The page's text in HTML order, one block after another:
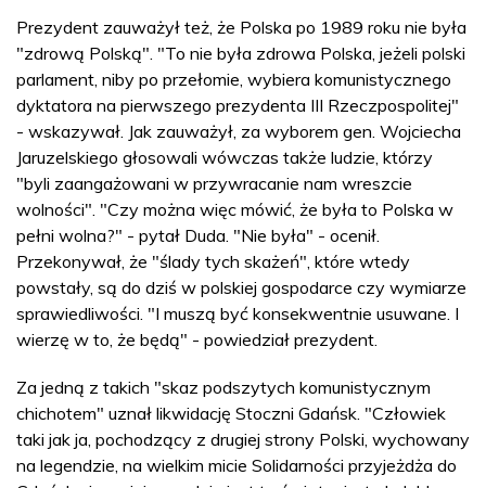
Prezydent zauważył też, że Polska po 1989 roku nie była
"zdrową Polską". "To nie była zdrowa Polska, jeżeli polski
parlament, niby po przełomie, wybiera komunistycznego
dyktatora na pierwszego prezydenta III Rzeczpospolitej"
- wskazywał. Jak zauważył, za wyborem gen. Wojciecha
Jaruzelskiego głosowali wówczas także ludzie, którzy
"byli zaangażowani w przywracanie nam wreszcie
wolności". "Czy można więc mówić, że była to Polska w
pełni wolna?" - pytał Duda. "Nie była" - ocenił.
Przekonywał, że "ślady tych skażeń", które wtedy
powstały, są do dziś w polskiej gospodarce czy wymiarze
sprawiedliwości. "I muszą być konsekwentnie usuwane. I
wierzę w to, że będą" - powiedział prezydent.
Za jedną z takich "skaz podszytych komunistycznym
chichotem" uznał likwidację Stoczni Gdańsk. "Człowiek
taki jak ja, pochodzący z drugiej strony Polski, wychowany
na legendzie, na wielkim micie Solidarności przyjeżdża do